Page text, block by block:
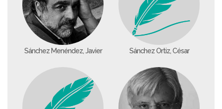
Sánchez Menéndez, Javier Sánchez Ortiz, César